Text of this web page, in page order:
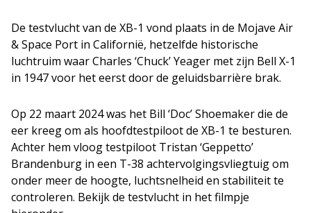
De testvlucht van de XB-1 vond plaats in de Mojave Air
& Space Port in Californië, hetzelfde historische
luchtruim waar Charles ‘Chuck’ Yeager met zijn Bell X-1
in 1947 voor het eerst door de geluidsbarrière brak.
Op 22 maart 2024 was het Bill ‘Doc’ Shoemaker die de
eer kreeg om als hoofdtestpiloot de XB-1 te besturen.
Achter hem vloog testpiloot Tristan ‘Geppetto’
Brandenburg in een T-38 achtervolgingsvliegtuig om
onder meer de hoogte, luchtsnelheid en stabiliteit te
controleren. Bekijk de testvlucht in het filmpje